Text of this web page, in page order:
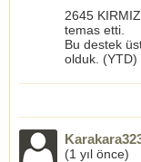
2645
temas etti.
Bu destek
olduk. (YTD)
(1 yıl önce)